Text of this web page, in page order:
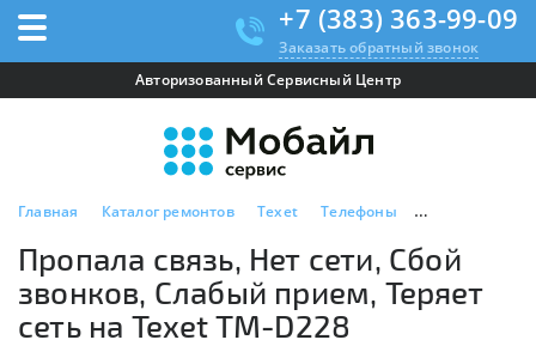
+7 (383) 363-99-09
Заказать обратный звонок
Авторизованный Сервисный Центр
Главная Каталог ремонтов Texet Телефоны Texet TM-D228
Пропала связь, Нет сети, Сбой
звонков, Слабый прием, Теряет
сеть на Texet TM-D228